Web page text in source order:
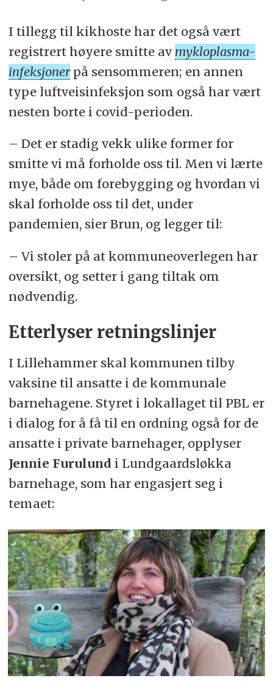
I tillegg til kikhoste har det også vært
registrert høyere smitte av mykloplasma-
infeksjonerpå sensommeren; en annen
type luftveisinfeksjon som også har vært
nesten borte i covid-perioden.
– Det er stadig vekk ulike former for
smitte vi må forholde oss til. Men vi lærte
mye, både om forebygging og hvordan vi
skal forholde oss til det, under
pandemien, sier Brun, og legger til:
– Vi stoler på at kommuneoverlegen har
oversikt, og setter i gang tiltak om
nødvendig.
Etterlyser retningslinjer
I Lillehammer skal kommunen tilby
vaksine til ansatte i de kommunale
barnehagene. Styret i lokallaget til PBL er
i dialog for å få til en ordning også for de
ansatte i private barnehager, opplyser
Jennie Furulund i Lundgaardsløkka
barnehage, som har engasjert seg i
temaet: